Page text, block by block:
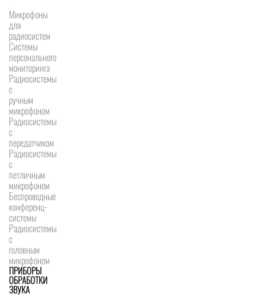
Микрофоны
для
радиосистем
Системы
персонального
мониторинга
Радиосистемы
c
ручным
микрофоном
Радиосистемы
с
передатчиком
Радиосистемы
с
петличным
микрофоном
Беспроводные
конференц-
системы
Радиосистемы
с
головным
микрофоном
ПРИБОРЫ
ОБРАБОТКИ
ЗВУКА